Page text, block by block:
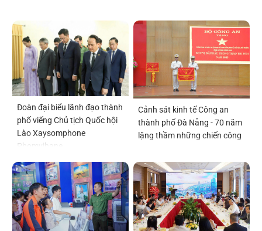
Đoàn đại biểu lãnh đạo thành
phố viếng Chủ tịch Quốc hội
Lào Xaysomphone
Phomvihane
Cảnh sát kinh tế Công an
thành phố Đà Nẵng - 70 năm
lặng thầm những chiến công